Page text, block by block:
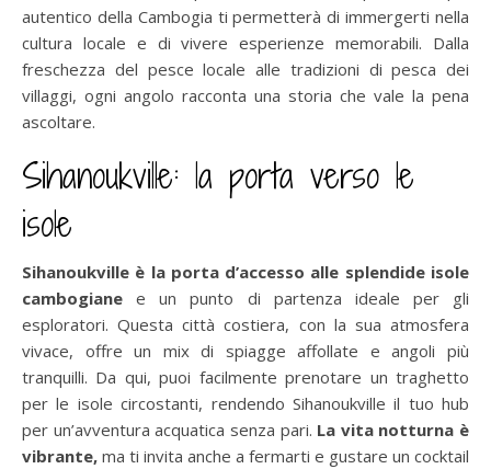
autentico della Cambogia ti permetterà di immergerti nella
cultura locale e di vivere esperienze memorabili. Dalla
freschezza del pesce locale alle tradizioni di pesca dei
villaggi, ogni angolo racconta una storia che vale la pena
ascoltare.
Sihanoukville: la porta verso le
isole
Sihanoukville è la porta d’accesso alle splendide isole
cambogiane e un punto di partenza ideale per gli
esploratori. Questa città costiera, con la sua atmosfera
vivace, offre un mix di spiagge affollate e angoli più
tranquilli. Da qui, puoi facilmente prenotare un traghetto
per le isole circostanti, rendendo Sihanoukville il tuo hub
per un’avventura acquatica senza pari. La vita notturna è
vibrante, ma ti invita anche a fermarti e gustare un cocktail